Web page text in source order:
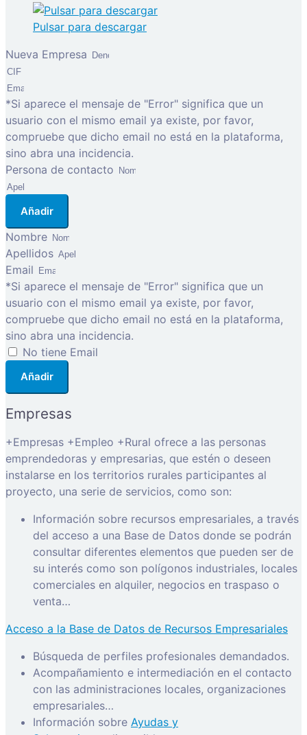
Pulsar para descargar
Nueva Empresa
*Si aparece el mensaje de "Error" significa que un
usuario con el mismo email ya existe, por favor,
compruebe que dicho email no está en la plataforma,
sino abra una incidencia.
Persona de contacto
Añadir
Nombre
Apellidos
Email
*Si aparece el mensaje de "Error" significa que un
usuario con el mismo email ya existe, por favor,
compruebe que dicho email no está en la plataforma,
sino abra una incidencia.
No tiene Email
Añadir
Empresas
+Empresas +Empleo +Rural ofrece a las personas
emprendedoras y empresarias, que estén o deseen
instalarse en los territorios rurales participantes al
proyecto, una serie de servicios, como son:
Información sobre recursos empresariales, a través
del acceso a una Base de Datos donde se podrán
consultar diferentes elementos que pueden ser de
su interés como son polígonos industriales, locales
comerciales en alquiler, negocios en traspaso o
venta…
Acceso a la Base de Datos de Recursos Empresariales
Búsqueda de perfiles profesionales demandados.
Acompañamiento e intermediación en el contacto
con las administraciones locales, organizaciones
empresariales…
Información sobre Ayudas y